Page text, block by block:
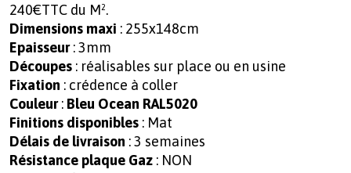
240€TTC du M².
Dimensions maxi : 255x148cm
Epaisseur: 3mm
Découpes : réalisables sur place ou en usine
Fixation : crédence à coller
Couleur: Bleu Ocean RAL5020
Finitions disponibles : Mat
Délais de livraison : 3 semaines
Résistance plaque Gaz : NON